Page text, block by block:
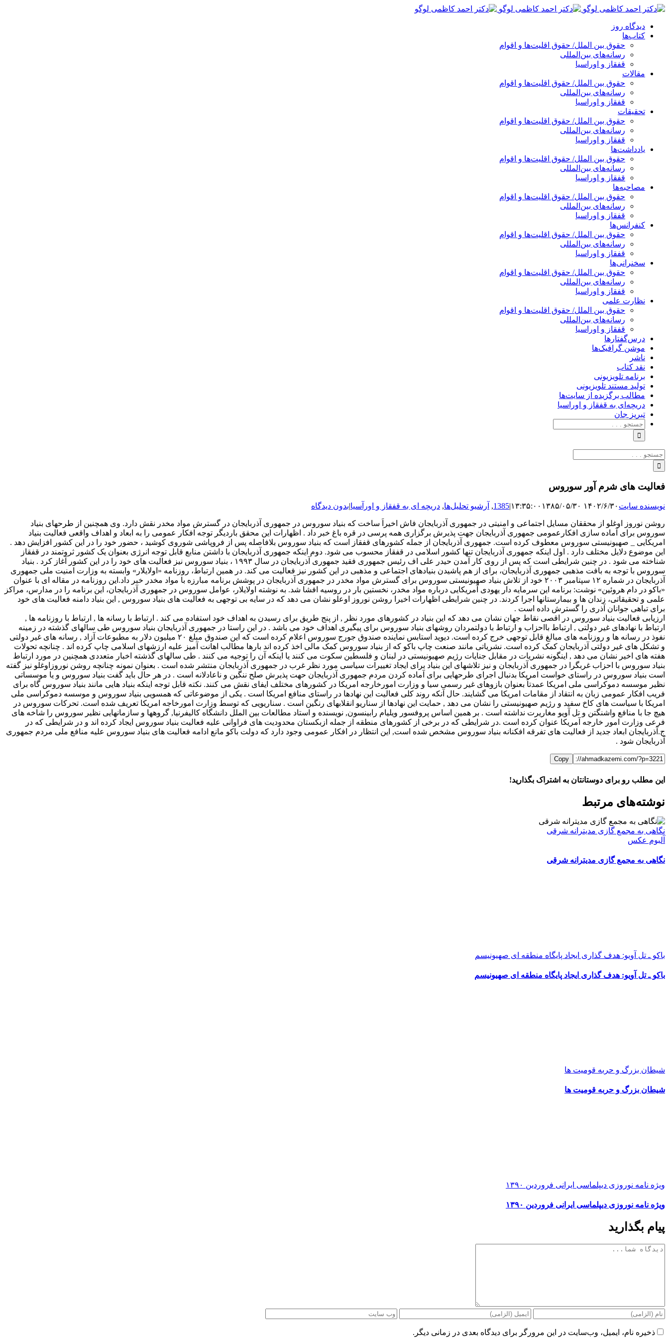
پرش
محتوا
دیدگاه روز
کتاب‌ها
حقوق بین الملل/ حقوق اقلیت‌ها و اقوام
رسانه‌های بین‌المللی
قفقاز و اوراسیا
مقالات
حقوق بین الملل/ حقوق اقلیت‌ها و اقوام
رسانه‌های بین‌المللی
قفقاز و اوراسیا
تحقیقات
حقوق بین الملل/ حقوق اقلیت‌ها و اقوام
رسانه‌های بین‌المللی
قفقاز و اوراسیا
یادداشت‌ها
حقوق بین الملل/ حقوق اقلیت‌ها و اقوام
رسانه‌های بین‌المللی
قفقاز و اوراسیا
مصاحبه‌ها
حقوق بین الملل/ حقوق اقلیت‌ها و اقوام
رسانه‌های بین‌المللی
قفقاز و اوراسیا
کنفرانس‌ها
حقوق بین الملل/ حقوق اقلیت‌ها و اقوام
رسانه‌های بین‌المللی
قفقاز و اوراسیا
سخنرانی‌ها
حقوق بین الملل/ حقوق اقلیت‌ها و اقوام
رسانه‌های بین‌المللی
قفقاز و اوراسیا
نظارت علمی
حقوق بین الملل/ حقوق اقلیت‌ها و اقوام
رسانه‌های بین‌المللی
قفقاز و اوراسیا
درس‌گفتارها
موشن گرافیک‌ها
ناشر
نقد کتاب
برنامه‌ تلویزیونی
تولید مستند تلویزیونی
مطالب برگزیده از سایت‌ها
دریچه‌ای به قفقاز و اوراسیا
تبریزِ جان
جستجو
برای:
جستجو
برای:
فعالیت های شرم آور سوروس
نویسنده سایت ۱۴۰۲/۶/۳۰ ۱۳:۳۵:۰۰ ۱۳۸۵/۰۵/۳۰ |
1385
, آرشیو تحلیل‌ها, دریچه ای به قفقاز و اورآسیا|بدون دیدگاه
روشن نوروز اوغلو از محققان مسایل اجتماعی و امنیتی در جمهوری آذربایجان فاش اخیراَ ساخت که بنیاد سوروس در جمهوری آذربایجان در گسترش مواد مخدر نقش دارد. وی همچنین از طرحهای بنیاد
سوروس برای آماده سازی افکارعمومی جمهوری آذربایجان جهت پذیرش برگزاری همه پرسی در قره باغ خبر داد . اظهارات این محقق باردیگر توجه افکار عمومی را به ابعاد و اهداف واقعی فعالیت بنیاد
امریکایی _ صهیونیستی سوروس معطوف کرده است. جمهوری آذربایجان از جمله کشورهای قفقاز است که بنیاد سوروس بلافاصله پس از فروپاشی شوروی کوشید ، حضور خود را در این کشور افزایش دهد .
این موضوع دلایل مختلف دارد . اول اینکه جمهوری آذربایجان تنها کشور اسلامی در قفقاز محسوب می شود. دوم اینکه جمهوری آذربایجان با داشتن منابع قابل توجه انرژی بعنوان یک کشور ثروتمند در قفقاز
شناخته می شود . در چنین شرایطی است که پس از روی کار آمدن حیدر علی اف رئیس جمهوری فقید جمهوری آذربایجان در سال ۱۹۹۳ ، بنیاد سوروس نیز فعالیت های خود را در این کشور آغاز کرد . بنیاد
سوروس با توجه به بافت مذهبی جمهورى آذربایجان، براى از هم پاشیدن بنیادهای اجتماعی و مذهبی در این کشور نیز فعالیت می کند. در همین ارتباط، روزنامه «اولایلار» وابسته به وزارت امنیت ملی جمهوری
آذربایجان در شماره ۱۲ سپتامبر ۲۰۰۳ خود از تلاش بنیاد صهیونیستی سوروس برای گسترش مواد مخدر در جمهورى آذربایجان در پوشش برنامه مبارزه با مواد مخدر خبر داد.این روزنامه در مقاله ای با عنوان
«باکو در دام هروئین» نوشت: برنامه این سرمایه دار یهودی آمریکایی درباره مواد مخدر، نخستین بار در روسیه افشا شد. به نوشته اولایلار، عوامل سوروس در جمهوری آذربایجان، این برنامه را در مدارس، مراکز
علمی و تحقیقاتی، زندان ها و بیمارستانها اجرا کردند. در چنین شرایطی اظهارات اخیرا روشن نوروز اوعلو نشان می دهد که در سایه بی توجهی به فعالیت های بنیاد سوروس , این بنیاد دامنه فعالیت های خود
برای تباهی جوانان آذری را گسترش داده است .
ارزیابی فعالیت بنیاد سوروس در اقصی نقاط جهان نشان می دهد که این بنیاد در کشورهای مورد نظر , از پنج طریق برای رسیدن به اهداف خود استفاده می کند . ارتباط با رسانه ها , ارتباط با روزنامه ها ,
ارتباط با نهادهای غیر دولتی , ارتباط بااحزاب و ارتباط با دولتمردان روشهای بنیاد سوروس برای پیگیری اهداف خود می باشد . در این راستا در جمهوری آذربایجان بنیاد سوروس طی سالهای گذشته در زمینه
نفوذ در رسانه ها و روزنامه های مبالغ قابل توجهی خرج کرده است. دیوید استابس نماینده صندوق جورج سوروس اعلام کرده است که این صندوق مبلغ ۲۰ میلیون دلار به مطبوعات آزاد , رسانه های غیر دولتی
و تشکل های غیر دولتی آذربایجان کمک کرده است. نشریاتی مانند صنعت چاپ باکو که از بنیاد سوروس کمک مالی اخذ کرده اند بارها مطالب اهانت آمیز علیه ارزشهای اسلامی چاپ کرده اند . چنانچه تحولات
هفته های اخیر نشان می دهد , اینگونه نشریات در مقابل جنایات رژیم صهیونیستی در لبنان و فلسطین سکوت می کنند یا اینکه آن را توجیه می کنند . طی سالهای گذشته اخبار متعددی همچنین در مورد ارتباط
بنیاد سوروس با احزاب غربگرا در جمهوری آذربایجان و نیز تلاشهای این بنیاد برای ایجاد تغییرات سیاسی مورد نظر غرب در جمهوری آذربایجان منتشر شده است . بعنوان نمونه چنانچه روشن نوروزاوغلو نیز گفته
است بنیاد سوروس در راستای خواست امریکا بدنبال اجرای طرحهایی برای آماده کردن مردم جمهوری آذربایجان حهت پذیرش صلح ننگین و ناعادلانه است . در هر حال باید گفت بنیاد سوروس و یا موسساتی
نظیر موسسه دموکراسی ملی امریکا عمدتاً بعنوان بازوهای غیر رسمی سیا و وزارت امورخارجه امریکا در کشورهای مختلف ایفای نقش می کنند. نکته قابل توجه اینکه بنیاد هایی مانند بنیاد سوروس گاه برای
فریب افکار عمومی زبان به انتقاد از مقامات امریکا می گشایند. حال آنکه روند کلی فعالیت این نهادها در راستای منافع امریکا است . یکی از موضوعاتی که همسویی بنیاد سوروس و موسسه دموکراسی ملی
امریکا با سیاست های کاخ سفید و رژیم صهیونیستی را نشان می دهد , حمایت این نهادها از سناریو انقلابهای رنگین است . سناریویی که توسط وزارت امورخاجه امریکا تعریف شده است. تحرکات سوروس در
هیچ جا با منافع واشنگتن و تل آویو مغاریرت نداشته است . بر همین اساس پروفسور ویلیام رابینسون, نویسنده و استاد مطالعات بین الملل دانشگاه کالیفرنیا, گروهها و سازمانهایی نظیر سوروس را شاخه های
فرعی وزارت امور خارجه آمریکا عنوان کرده است .در شرایطی که در برخی از کشورهای منطقه از جمله ازبکستان محدودیت های فراوانی علیه فعالیت بنیاد سوروس ایجاد کرده اند و در شرایطی که در
ج.آذربایجان ابعاد جدید از فعالیت های تفرقه افکنانه بنیاد سوروس مشخص شده است, این انتظار در افکار عمومی وجود دارد که دولت باکو مانع ادامه فعالیت های بنیاد سوروس علیه منافع ملی مردم جمهوری
آذربایجان شود .
Copy
این مطلب رو برای دوستانتان به اشتراک بگذارید!
FacebookX
LinkedIn
WhatsApp
Telegram
ایمیل
نوشته‌‌های مرتبط
نگاهی به مجمع گازی مدیترانه شرقی
آلبوم عکس
نگاهی به مجمع گازی مدیترانه شرقی
باکو ـ تل آویو: هدف گذاری ایجاد پایگاه منطقه ای صهیونیسم
باکو ـ تل آویو: هدف گذاری ایجاد پایگاه منطقه ای صهیونیسم
شیطان بزرگ و حربه قومیت ها
شیطان بزرگ و حربه قومیت ها
ویژه نامه نوروزی دیپلماسی ایرانی فروردین ۱۳۹۰
ویژه نامه نوروزی دیپلماسی ایرانی فروردین ۱۳۹۰
پیام بگذارید
دیدگاه
ذخیره نام، ایمیل، وب‌سایت در این مرورگر برای دیدگاه بعدی در زمانی دیگر.